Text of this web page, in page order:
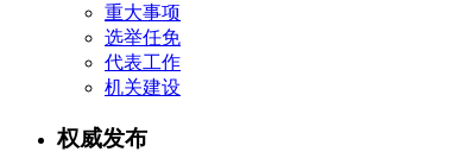
重大事项
选举任免
代表工作
机关建设
权威发布